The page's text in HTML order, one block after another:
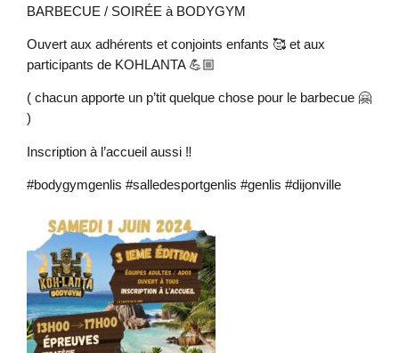
BARBECUE / SOIRÉE à BODYGYM
Ouvert aux adhérents et conjoints enfants 🥰 et aux
participants de KOHLANTA 💪🏼
( chacun apporte un p’tit quelque chose pour le barbecue 🤗
)
Inscription à l’accueil aussi ‼️
#bodygymgenlis #salledesportgenlis #genlis #dijonville